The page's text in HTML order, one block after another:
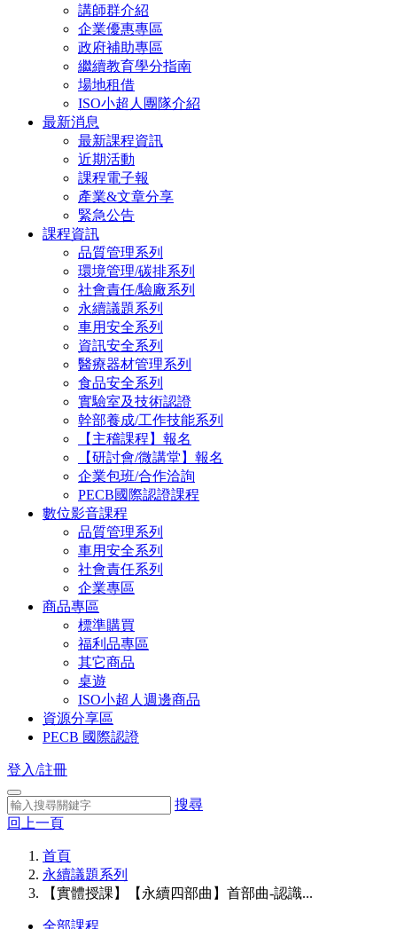
講師群介紹
企業優惠專區
政府補助專區
繼續教育學分指南
場地租借
ISO小超人團隊介紹
最新消息
最新課程資訊
近期活動
課程電子報
產業&文章分享
緊急公告
課程資訊
品質管理系列
環境管理/碳排系列
社會責任/驗廠系列
永續議題系列
車用安全系列
資訊安全系列
醫療器材管理系列
食品安全系列
實驗室及技術認證
幹部養成/工作技能系列
【主稽課程】報名
【研討會/微講堂】報名
企業包班/合作洽詢
PECB國際認證課程
數位影音課程
品質管理系列
車用安全系列
社會責任系列
企業專區
商品專區
標準購買
福利品專區
其它商品
桌遊
ISO小超人週邊商品
資源分享區
PECB 國際認證
登入/註冊
搜尋
回上一頁
首頁
永續議題系列
【實體授課】【永續四部曲】首部曲-認識...
全部課程